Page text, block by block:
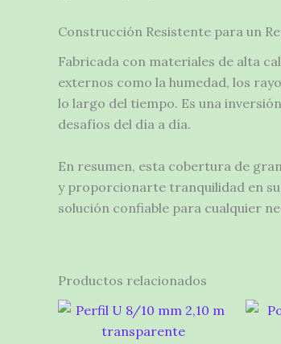
Construcción Resistente para un
Fabricada con materiales de alta
externos como la humedad, los
lo largo del tiempo. Es una
desafíos del día a día.
En resumen, esta cobertura de
y proporcionarte tranquilidad en su
solución confiable para cualquier
Productos relacionados